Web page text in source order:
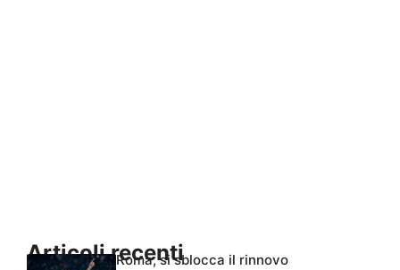
Articoli recentiRoma, si sblocca il rinnovo